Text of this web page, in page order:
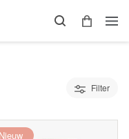
Filter
Nieuw